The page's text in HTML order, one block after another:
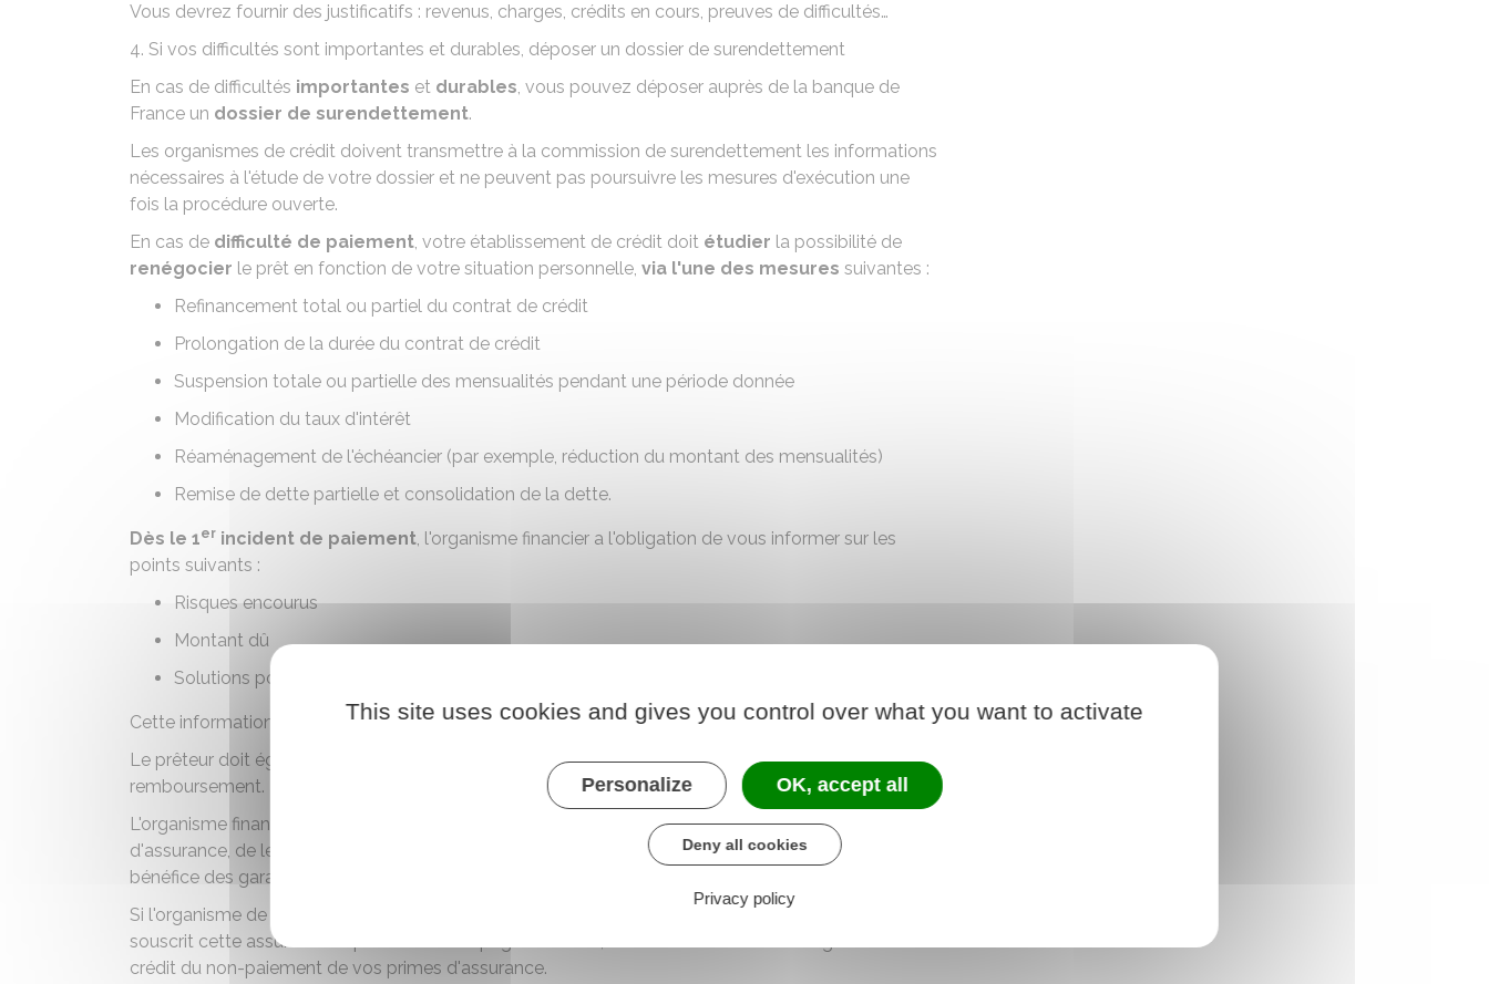
Vous devrez fournir des justificatifs : revenus, charges, crédits en cours, preuves de difficultés…
4. Si vos difficultés sont importantes et durables, déposer un dossier de surendettement
En cas de difficultés importantes et durables, vous pouvez déposer auprès de la banque de
France un dossier de surendettement.
Les organismes de crédit doivent transmettre à la commission de surendettement les informations
nécessaires à l'étude de votre dossier et ne peuvent pas poursuivre les mesures d'exécution une
fois la procédure ouverte.
En cas de difficulté de paiement, votre établissement de crédit doit étudier la possibilité de
renégocier le prêt en fonction de votre situation personnelle, via l'une des mesures suivantes :
Refinancement total ou partiel du contrat de crédit
Prolongation de la durée du contrat de crédit
Suspension totale ou partielle des mensualités pendant une période donnée
Modification du taux d'intérêt
Réaménagement de l'échéancier (par exemple, réduction du montant des mensualités)
Remise de dette partielle et consolidation de la dette.
Dès le 1er incident de paiement, l'organisme financier a l'obligation de vous informer sur les
points suivants :
Risques encourus
Montant dû
Solutions pour régulariser votre situation.
Cette information doit vous être transmise sur papier ou sur un autresupport durable.
Le prêteur doit également vous avertir en cas de déclaration d'incident au
fichier des incidents de
remboursement.
L'organisme financier peut décider, même si vous ne pouvez plus payer vos cotisations
d'assurance, de les régler temporairement à votre place, pour vous permettre de ne pas perdre le
bénéfice des garanties prévues dans le contrat.
Si l'organisme de crédit a exigé que vous preniez une assurance pour le prêt et que vous avez
souscrit cette assurance auprès d'une compagnie externe, l'assureur doit informer l'organisme de
crédit du non-paiement de vos primes d'assurance.
This site uses cookies and gives you control over what you want to activate
Personalize OK, accept all
Deny all cookies
Privacy policy